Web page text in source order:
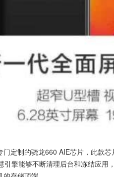
定制的骁龙660 AIE芯片，此款
引擎能够不断清理后台和冻结应